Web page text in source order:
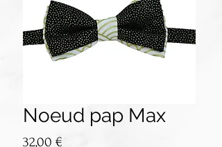
Noeud pap Max
32,00 €